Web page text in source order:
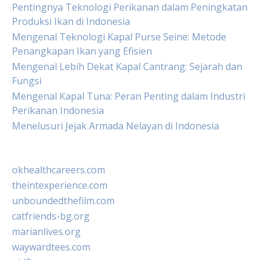
Pentingnya Teknologi Perikanan dalam Peningkatan
Produksi Ikan di Indonesia
Mengenal Teknologi Kapal Purse Seine: Metode
Penangkapan Ikan yang Efisien
Mengenal Lebih Dekat Kapal Cantrang: Sejarah dan
Fungsi
Mengenal Kapal Tuna: Peran Penting dalam Industri
Perikanan Indonesia
Menelusuri Jejak Armada Nelayan di Indonesia
okhealthcareers.com
theintexperience.com
unboundedthefilm.com
catfriends-bg.org
marianlives.org
waywardtees.com